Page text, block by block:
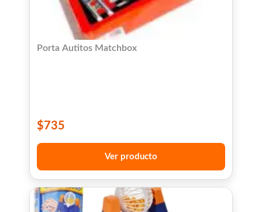
Porta Autitos Matchbox
$735
Ver producto